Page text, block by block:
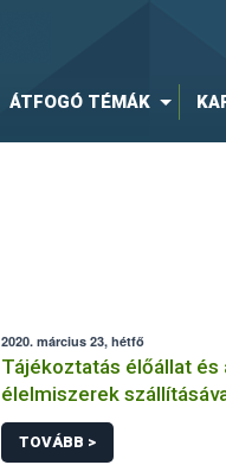
ÁTFOGÓ TÉMÁK
2020. március 23, hétfő
Tájékoztatás élőállat és
élelmiszerek
kapcsolatosan
TOVÁBB >